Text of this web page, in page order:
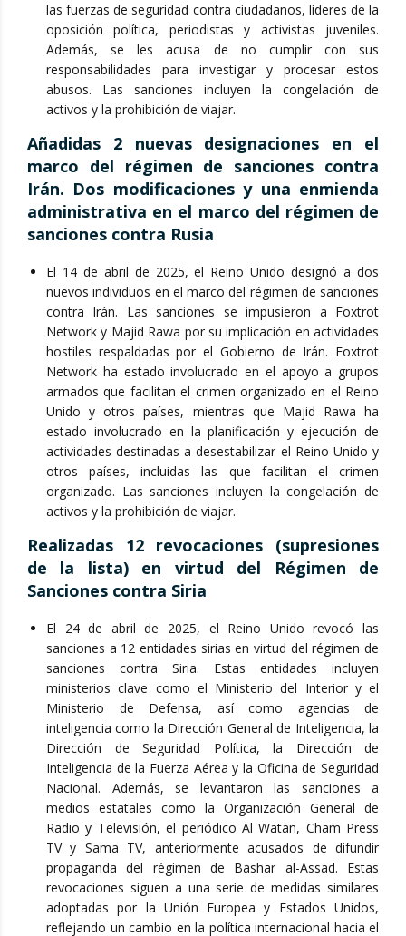
las fuerzas de seguridad contra ciudadanos, líderes de la
oposición política, periodistas y activistas juveniles.
Además, se les acusa de no cumplir con sus
responsabilidades para investigar y procesar estos
abusos. Las sanciones incluyen la congelación de
activos y la prohibición de viajar.
Añadidas 2 nuevas designaciones en el
marco del régimen de sanciones contra
Irán. Dos modificaciones y una enmienda
administrativa en el marco del régimen de
sanciones contra Rusia
El 14 de abril de 2025, el Reino Unido designó a dos
nuevos individuos en el marco del régimen de sanciones
contra Irán. Las sanciones se impusieron a Foxtrot
Network y Majid Rawa por su implicación en actividades
hostiles respaldadas por el Gobierno de Irán. Foxtrot
Network ha estado involucrado en el apoyo a grupos
armados que facilitan el crimen organizado en el Reino
Unido y otros países, mientras que Majid Rawa ha
estado involucrado en la planificación y ejecución de
actividades destinadas a desestabilizar el Reino Unido y
otros países, incluidas las que facilitan el crimen
organizado. Las sanciones incluyen la congelación de
activos y la prohibición de viajar.
Realizadas 12 revocaciones (supresiones
de la lista) en virtud del Régimen de
Sanciones contra Siria
El 24 de abril de 2025, el Reino Unido revocó las
sanciones a 12 entidades sirias en virtud del régimen de
sanciones contra Siria. Estas entidades incluyen
ministerios clave como el Ministerio del Interior y el
Ministerio de Defensa, así como agencias de
inteligencia como la Dirección General de Inteligencia, la
Dirección de Seguridad Política, la Dirección de
Inteligencia de la Fuerza Aérea y la Oficina de Seguridad
Nacional. Además, se levantaron las sanciones a
medios estatales como la Organización General de
Radio y Televisión, el periódico Al Watan, Cham Press
TV y Sama TV, anteriormente acusados de difundir
propaganda del régimen de Bashar al-Assad. Estas
revocaciones siguen a una serie de medidas similares
adoptadas por la Unión Europea y Estados Unidos,
reflejando un cambio en la política internacional hacia el